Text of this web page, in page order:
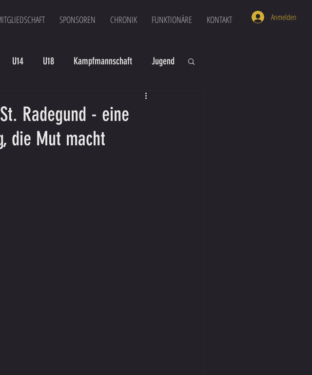
SPONSOREN CHRONIK FUNKTIONÄRE KONTAKT Anmelden
U14 U18 Kampfmannschaft Jugend
Radegund - eine
die Mut macht